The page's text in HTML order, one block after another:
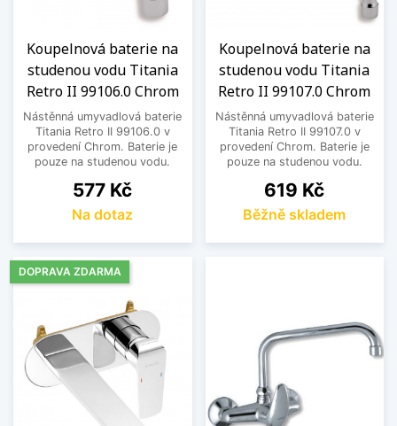
Koupelnová baterie na
studenou vodu Titania
Retro II 99106.0 Chrom
Nástěnná umyvadlová baterie
Titania Retro II 99106.0 v
provedení Chrom. Baterie je
pouze na studenou vodu.
Cena
577 Kč
Na dotaz
Koupelnová baterie na
studenou vodu Titania
Retro II 99107.0 Chrom
Nástěnná umyvadlová baterie
Titania Retro II 99107.0 v
provedení Chrom. Baterie je
pouze na studenou vodu.
Cena
619 Kč
Běžně skladem
DOPRAVA ZDARMA